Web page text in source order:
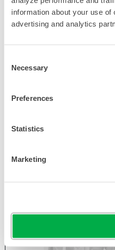
information about your use of
advertising and analytics
Selection
Necessary
Preferences
Statistics
Marketing
ÉLASTIQUES
modifier votre région en haut